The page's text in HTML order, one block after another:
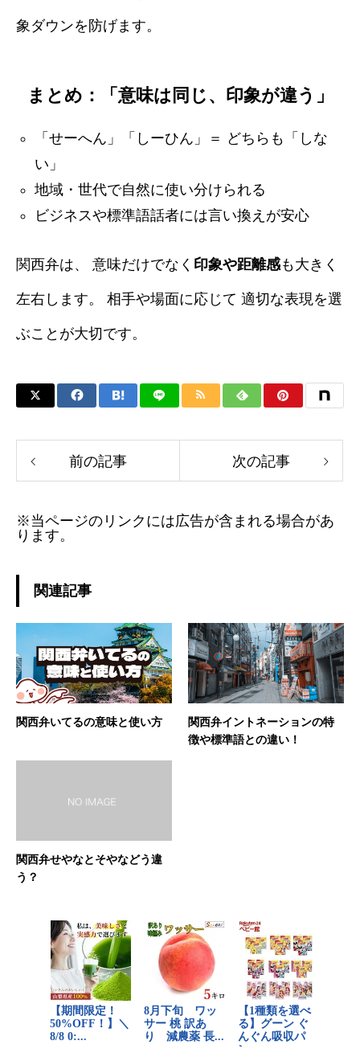
象ダウンを防げます。
まとめ：「意味は同じ、印象が違う」
「せーへん」「しーひん」＝ どちらも「しな
い」
地域・世代で自然に使い分けられる
ビジネスや標準語話者には言い換えが安心
関西弁は、 意味だけでなく 印象や距離感も大きく
左右します。 相手や場面に応じて 適切な表現を選
ぶことが大切です。
前の記事 次の記事
※当ページのリンクには広告が含まれる場合があ
ります。
関連記事
関西弁いてるの意味と使い方
関西弁イントネーションの特
徴や標準語との違い！
関西弁せやなとそやなどう違
う？